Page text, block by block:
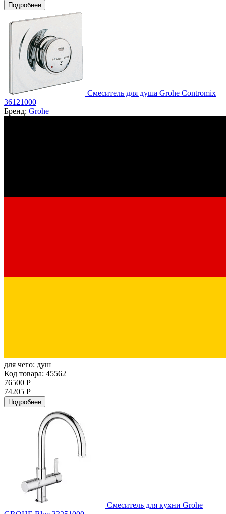
Подробнее
Смеситель для душа Grohe Contromix
36121000
Бренд: Grohe
для чего: душ
Код товара: 45562
76500 Р
74205 Р
Подробнее
Смеситель для кухни Grohe